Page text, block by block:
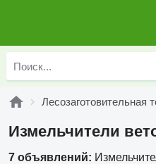
Лесозаготовительная
Измельчители
7 объявлений: